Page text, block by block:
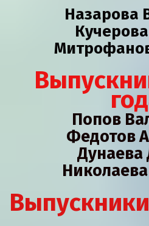
Назарова
Попов
Федотов
Дунаева